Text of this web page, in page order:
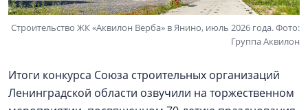
Строительство ЖК «Аквилон Верба» в Янино, июль 2026 года. Фото:
Группа Аквилон
Итоги конкурса Союза строительных организаций
Ленинградской области озвучили на торжественном